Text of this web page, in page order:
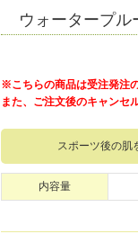
ウォータープ
※こちらの商品は受注発注
また、ご注文後のキャンセ
スポーツ後の肌
内容量